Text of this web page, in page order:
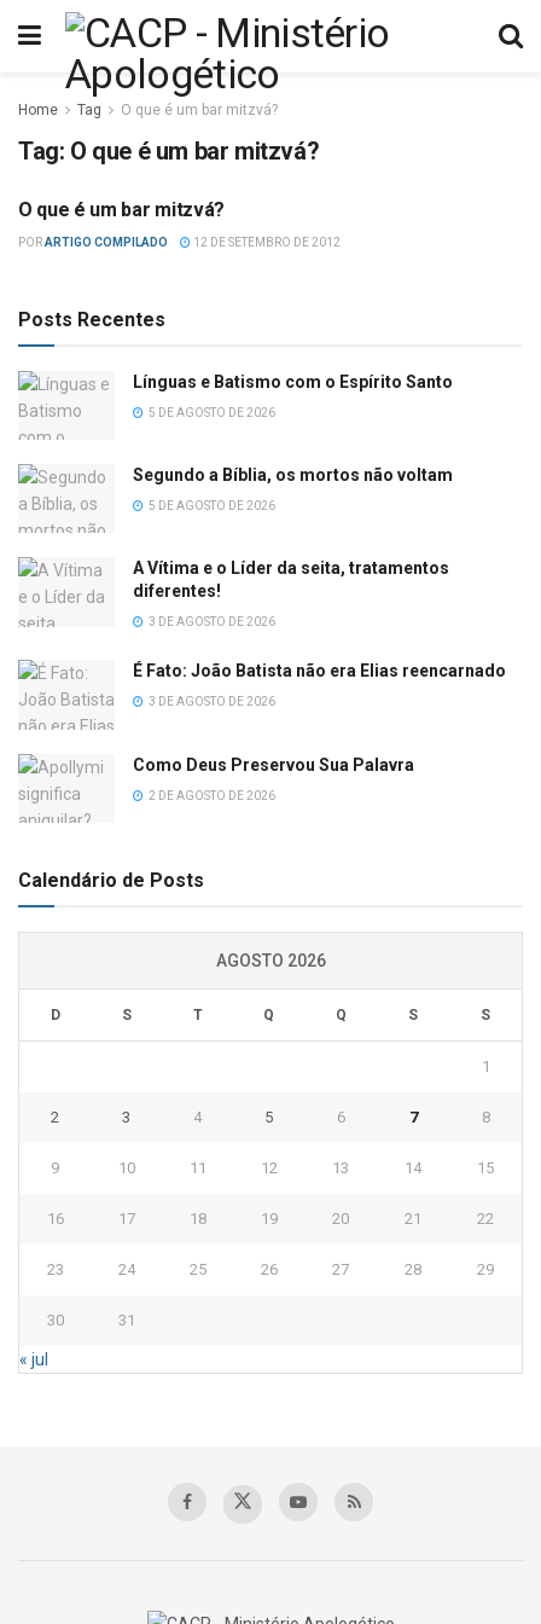
Home Tag O que é um bar mitzvá?
Tag: O que é um bar mitzvá?
DIVERSOS
O que é um bar mitzvá?
PORARTIGO COMPILADO 12 DE SETEMBRO DE 2012
Posts Recentes
Línguas e Batismo com o Espírito Santo
5 DE AGOSTO DE 2026
Segundo a Bíblia, os mortos não voltam
5 DE AGOSTO DE 2026
A Vítima e o Líder da seita, tratamentos
diferentes!
3 DE AGOSTO DE 2026
É Fato: João Batista não era Elias reencarnado
3 DE AGOSTO DE 2026
Como Deus Preservou Sua Palavra
2 DE AGOSTO DE 2026
Calendário de Posts
AGOSTO 2026
D S T Q Q S S
1
2 3 4 5 6 7 8
9 10 11 12 13 14 15
16 17 18 19 20 21 22
23 24 25 26 27 28 29
30 31
« jul